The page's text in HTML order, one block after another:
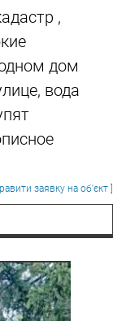
,
дом
вода
заявку на об'єкт ]